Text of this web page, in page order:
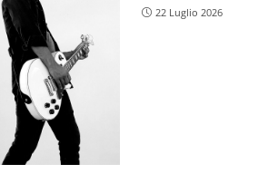
22 Luglio 2026